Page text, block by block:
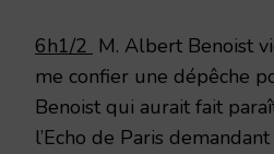
6h1/2 M. Albert Benoist
me confier une dépêche
Benoist qui aurait fait
l’Echo de Paris